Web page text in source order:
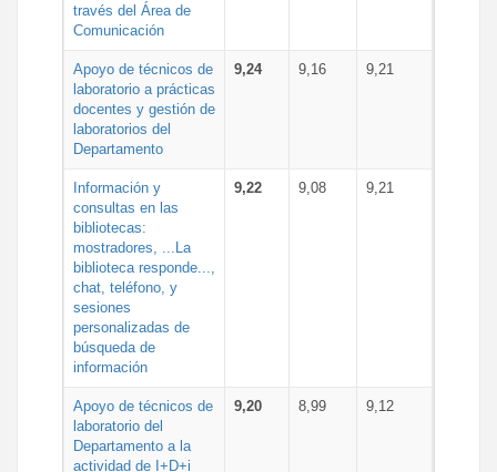
través del Área de
Comunicación
Apoyo de técnicos de
laboratorio a prácticas
docentes y gestión de
laboratorios del
Departamento
9,24 9,16 9,21
Información y
consultas en las
bibliotecas:
mostradores, ...La
biblioteca responde...,
chat, teléfono, y
sesiones
personalizadas de
búsqueda de
información
9,22 9,08 9,21
Apoyo de técnicos de
laboratorio del
Departamento a la
actividad de I+D+i
9,20 8,99 9,12